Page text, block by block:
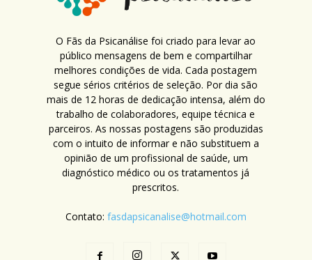
O Fãs da Psicanálise foi criado para levar ao
público mensagens de bem e compartilhar
melhores condições de vida. Cada postagem
segue sérios critérios de seleção. Por dia são
mais de 12 horas de dedicação intensa, além do
trabalho de colaboradores, equipe técnica e
parceiros. As nossas postagens são produzidas
com o intuito de informar e não substituem a
opinião de um profissional de saúde, um
diagnóstico médico ou os tratamentos já
prescritos.
Contato: fasdapsicanalise@hotmail.com